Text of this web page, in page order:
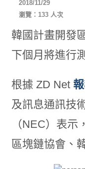
2018/11/29
瀏覽：133 人次
韓國計畫開發
下個月將進行
根據 ZD Net
及訊息通訊技
（NEC）表
區塊鏈協會、